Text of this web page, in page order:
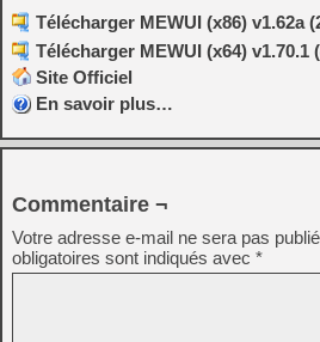
Télécharger MEWUI (x86) v1.62a
Télécharger MEWUI (x64) v1.70.1
Site Officiel
En savoir plus…
Commentaire ¬
Votre adresse e-mail ne sera pas
obligatoires sont indiqués avec *